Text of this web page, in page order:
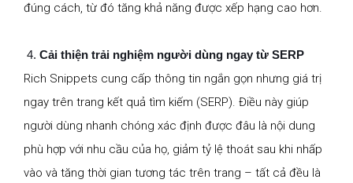
đúng cách, từ đó tăng khả năng được xếp hạng cao hơn.
Cải thiện trải nghiệm người dùng ngay từ SERP
Rich Snippets cung cấp thông tin ngắn gọn nhưng giá trị
ngay trên trang kết quả tìm kiếm (SERP). Điều này giúp
người dùng nhanh chóng xác định được đâu là nội dung
phù hợp với nhu cầu của họ, giảm tỷ lệ thoát sau khi nhấp
vào và tăng thời gian tương tác trên trang – tất cả đều là